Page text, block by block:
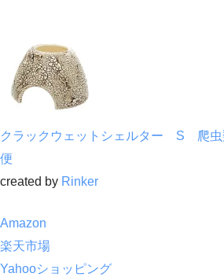
クラックウェットシェルター S 爬
便
created by Rinker
Amazon
楽天市場
Yahooショッピング